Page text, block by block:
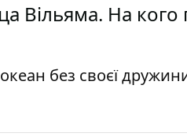
Вільяма. На кого
без своєї